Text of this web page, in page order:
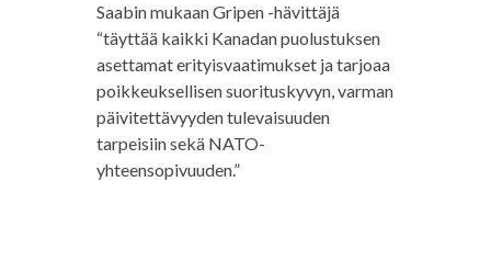
Saabin mukaan Gripen -hävittäjä
“täyttää kaikki Kanadan puolustuksen
asettamat erityisvaatimukset ja tarjoaa
poikkeuksellisen suorituskyvyn, varman
päivitettävyyden tulevaisuuden
tarpeisiin sekä NATO-
yhteensopivuuden.”